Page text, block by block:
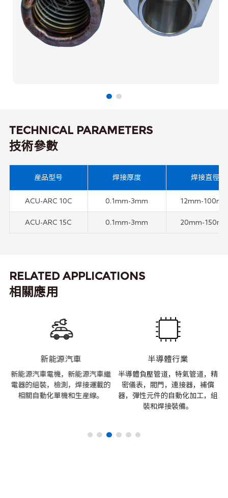
TECHNICAL PARAMETERS
技術參數
産品型号 焊接厚度 焊接直徑
ACU-ARC 10C 0.1mm-3mm 12mm-
ACU-ARC 15C 0.1mm-3mm 20mm-
RELATED APPLICATIONS
相關應用
新能源汽車
新能源汽車電機，新能源汽車繼
電器的組裝，檢測，焊接運載的
相關自動化單機和生産線。
半導體行業
半導體負壓管道，特氣管道，精
密儀表，閥門，連接器，補償
器，彈性元件的自動化加工，組
裝和焊接裝備。